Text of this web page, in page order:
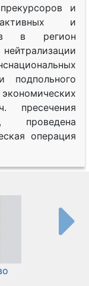
и
и
в регион
подпольного
пресечения
проведена
операция